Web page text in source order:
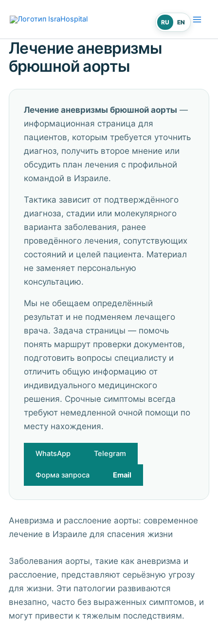
Лечение аневризмы
брюшной аорты
Лечение аневризмы брюшной аорты —
информационная страница для
пациентов, которым требуется уточнить
диагноз, получить второе мнение или
обсудить план лечения с профильной
командой в Израиле.
Тактика зависит от подтверждённого
диагноза, стадии или молекулярного
варианта заболевания, ранее
проведённого лечения, сопутствующих
состояний и целей пациента. Материал
не заменяет персональную
консультацию.
Мы не обещаем определённый
результат и не подменяем лечащего
врача. Задача страницы — помочь
понять маршрут проверки документов,
подготовить вопросы специалисту и
отличить общую информацию от
индивидуального медицинского
решения. Срочные симптомы всегда
требуют немедленной очной помощи по
месту нахождения.
WhatsApp Telegram
Форма запроса Email
Аневризма и расслоение аорты: современное
лечение в Израиле для спасения жизни
Заболевания аорты, такие как аневризма и
расслоение, представляют серьёзную угрозу
для жизни. Эти патологии развиваются
внезапно, часто без выраженных симптомов, и
могут привести к тяжелым последствиям.
RU EN